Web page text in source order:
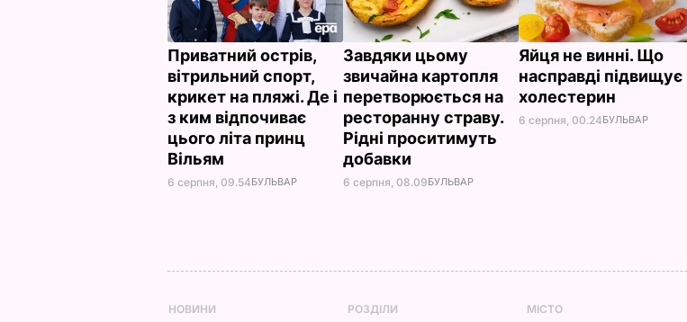
Приватний острів,
вітрильний спорт,
крикет на пляжі. Де і
з ким відпочиває
цього літа принц
Вільям
6 серпня, 09.54БУЛЬВАР
Завдяки цьому
звичайна картопля
перетворюється на
ресторанну страву.
Рідні проситимуть
добавки
6 серпня, 08.09БУЛЬВАР
Яйця не винні. Що
насправді підвищує
холестерин
6 серпня, 00.24БУЛЬВАР
НОВИНИ РОЗДІЛИ МІСТО